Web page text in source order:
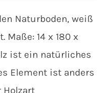
Naturboden, weiß
Maße: 14 x 180 x
ist ein natürliches
Element ist anders
Holzart